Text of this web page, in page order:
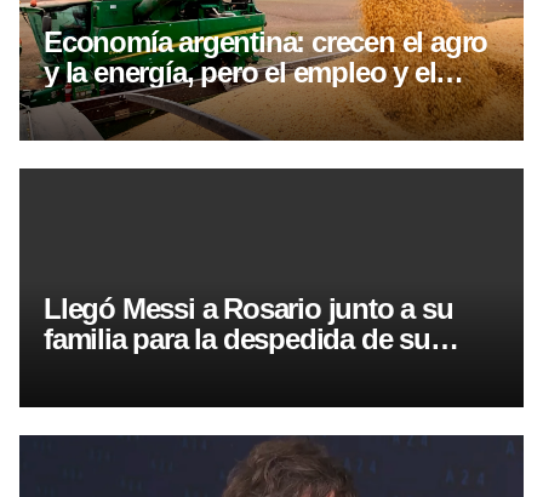
Economía argentina: crecen el agro
y la energía, pero el empleo y el
consumo siguen rezagados
Llegó Messi a Rosario junto a su
familia para la despedida de su